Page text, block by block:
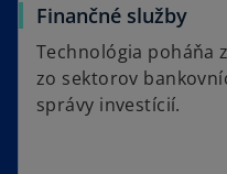
Finančné služby
Technológia poháňa
zo sektorov
správy investícií.